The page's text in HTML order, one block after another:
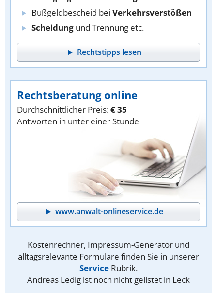
Bußgeldbescheid bei Verkehrsverstößen
Scheidung und Trennung etc.
Rechtstipps lesen
Rechtsberatung online
Durchschnittlicher Preis:€ 35
Antworten in unter einer Stunde
www.anwalt-onlineservice.de
Kostenrechner, Impressum-Generator und
alltagsrelevante Formulare finden Sie in unserer
Service Rubrik.
Andreas Ledig ist noch nicht gelistet in Leck